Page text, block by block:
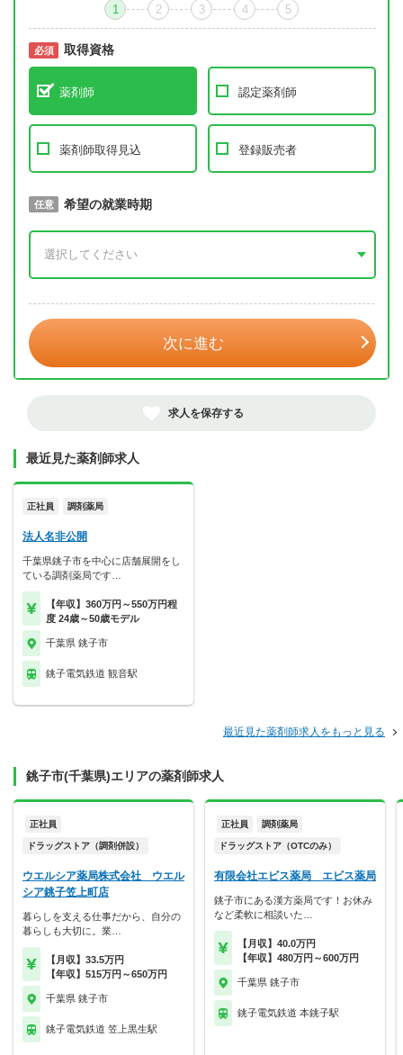
1 2 3 4 5
必須 取得資格
薬剤師 認定薬剤師
薬剤師取得見込 登録販売者
必須 取得予定年
任意 希望の就業時期
次に進む
求人を保存する
最近見た薬剤師求人
正社員 調剤薬局
法人名非公開
千葉県銚子市を中心に店舗展開をし
ている調剤薬局です…
【年収】360万円～550万円程
度 24歳～50歳モデル
千葉県 銚子市
銚子電気鉄道 観音駅
最近見た薬剤師求人をもっと見る
銚子市(千葉県)エリアの薬剤師求人
正社員
ドラッグストア（調剤併設）
ウエルシア薬局株式会社 ウエル
シア銚子笠上町店
暮らしを支える仕事だから、自分の
暮らしも大切に。業…
【月収】33.5万円
【年収】515万円～650万円
千葉県 銚子市
銚子電気鉄道 笠上黒生駅
正社員 調剤薬局
ドラッグストア（OTCのみ）
有限会社エビス薬局 エビス薬局
銚子市にある漢方薬局です！お休み
など柔軟に相談いた…
【月収】40.0万円
【年収】480万円～600万円
千葉県 銚子市
銚子電気鉄道 本銚子駅